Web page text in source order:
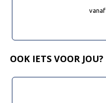
vanaf
OOK IETS VOOR JOU?